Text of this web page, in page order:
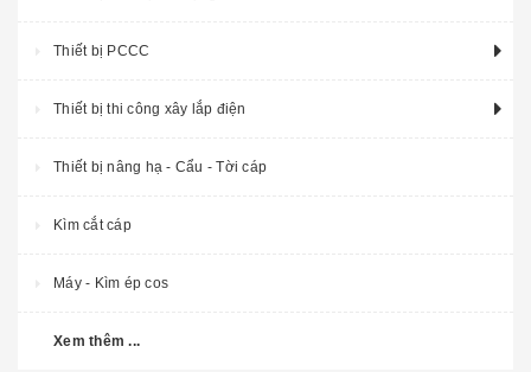
Thiết bị PCCC
Thiết bị thi công xây lắp điện
Thiết bị nâng hạ - Cẩu - Tời cáp
Kìm cắt cáp
Máy - Kìm ép cos
Xem thêm ...